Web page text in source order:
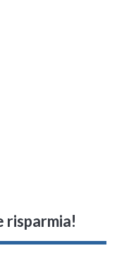
risparmia!